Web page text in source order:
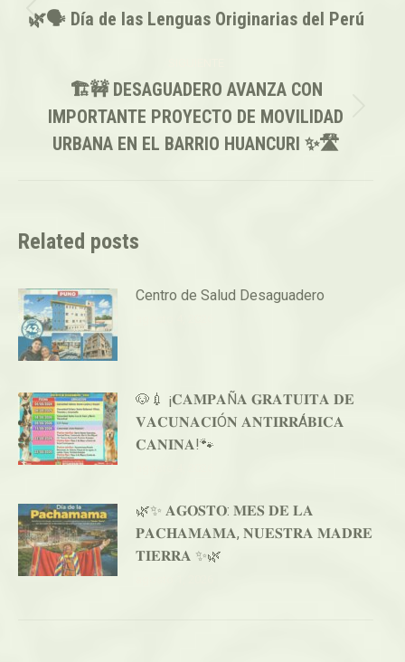
entre
Publicación
🌿🗣️ Día de las Lenguas Originarias del Perú
Publicación
siguiente:
🏗️🚧 DESAGUADERO AVANZA CON
IMPORTANTE PROYECTO DE MOVILIDAD
URBANA EN EL BARRIO HUANCURI ✨🛣️
Related posts
Centro de Salud Desaguadero
🐶💉 ¡𝐂𝐀𝐌𝐏𝐀Ñ𝐀 𝐆𝐑𝐀𝐓𝐔𝐈𝐓𝐀 𝐃𝐄
𝐕𝐀𝐂𝐔𝐍𝐀𝐂𝐈Ó𝐍 𝐀𝐍𝐓𝐈𝐑𝐑Á𝐁𝐈𝐂𝐀
𝐂𝐀𝐍𝐈𝐍𝐀!🐾
🌿✨ 𝐀𝐆𝐎𝐒𝐓𝐎: 𝐌𝐄𝐒 𝐃𝐄 𝐋𝐀
𝐏𝐀𝐂𝐇𝐀𝐌𝐀𝐌𝐀, 𝐍𝐔𝐄𝐒𝐓𝐑𝐀 𝐌𝐀𝐃𝐑𝐄
𝐓𝐈𝐄𝐑𝐑𝐀 ✨🌿